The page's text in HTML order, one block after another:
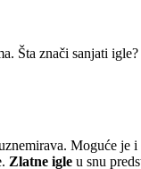
Šta znači sanjati igle?
Moguće je i
Zlatne igle u snu